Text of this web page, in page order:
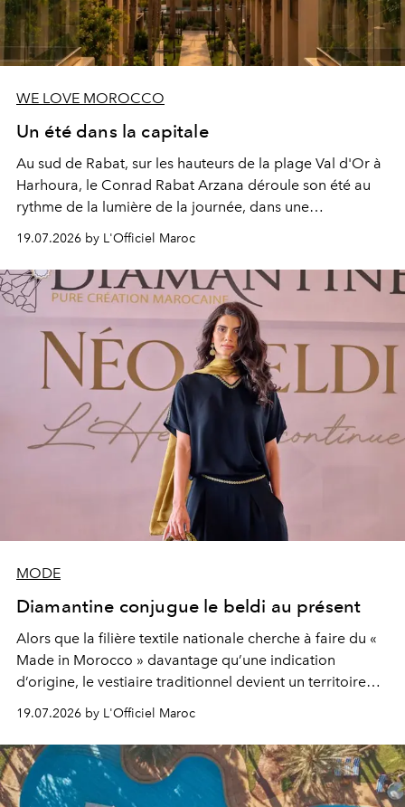
WE LOVE MOROCCO
Un été dans la capitale
Au sud de Rabat, sur les hauteurs de la plage Val d'Or à
Harhoura, le Conrad Rabat Arzana déroule son été au
rythme de la lumière de la journée, dans une
programmation pensée comme une succession de
rendez-vous avec l’océan.
19.07.2026 by L'Officiel Maroc
MODE
Diamantine conjugue le beldi au présent
Alors que la filière textile nationale cherche à faire du «
Made in Morocco » davantage qu’une indication
d’origine, le vestiaire traditionnel devient un territoire
d’expérimentation. Avec Néo Beldi, Diamantine en
révise les proportions et les usages pour l’inscrire dans
le quotidien contemporain, sans effacer la culture du
vêtement dont il procède.
19.07.2026 by L'Officiel Maroc